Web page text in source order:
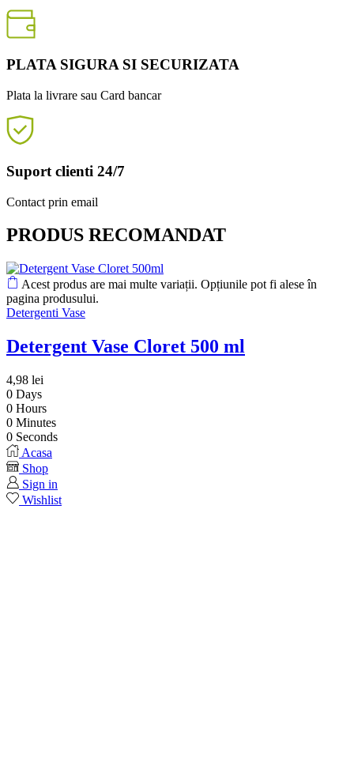
PLATA SIGURA SI SECURIZATA
Plata la livrare sau Card bancar
Suport clienti 24/7
Contact prin email
PRODUS RECOMANDAT
Acest produs are mai multe variații. Opțiunile pot fi alese în
pagina produsului.
Detergenti Vase
Detergent Vase Cloret 500 ml
4,98 lei
0 Days
0 Hours
0 Minutes
0 Seconds
Acasa
Shop
Sign in
Wishlist